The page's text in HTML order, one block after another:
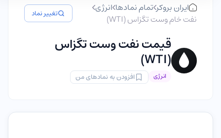
ایران بروکر تمام نمادها انرژی
نفت خام وست تگزاس (WTI)
تغییر نماد
قیمت نفت وست تگزاس
(WTI)
انرژی افزودن به نمادهای من